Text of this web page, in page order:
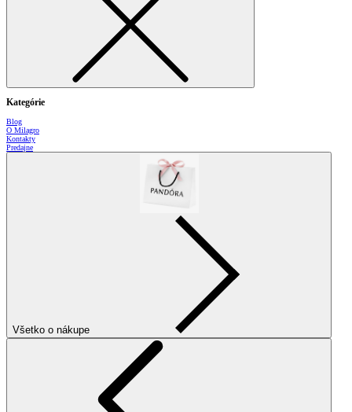
Kategórie
Blog
O Milagro
Kontakty
Predajne
Všetko o nákupe